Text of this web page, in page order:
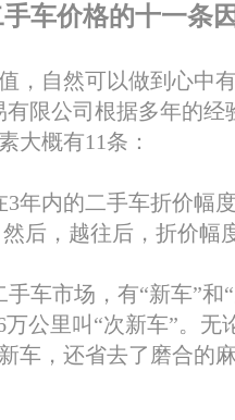
车价格的十一条
，自然可以做到心中
限公司根据多年的经
大概有11条：
3年内的二手车折价幅
后，越往后，折价幅
车市场，有“新车”和
万公里叫“次新车”。无
车，还省去了磨合的